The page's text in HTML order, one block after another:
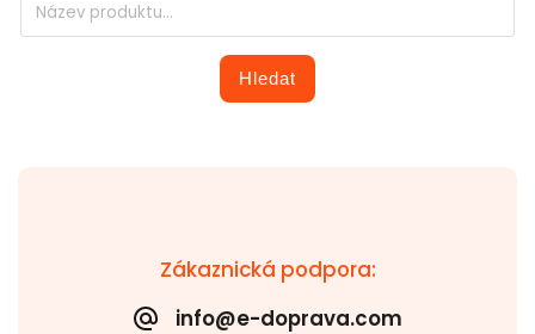
Zákaznická podpora:
info@e-doprava.com
Hledat